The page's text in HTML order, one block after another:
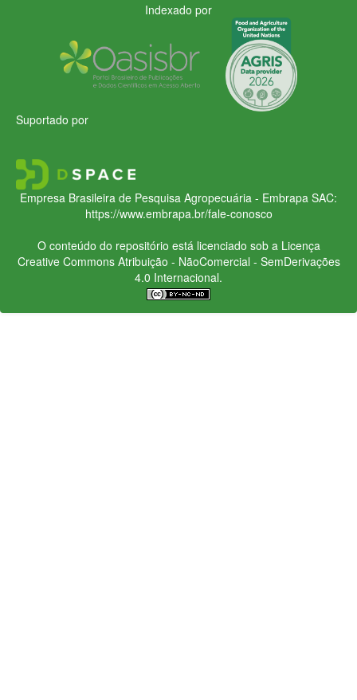
Indexado por
Suportado por
Empresa Brasileira de Pesquisa Agropecuária - Embrapa SAC:
https://www.embrapa.br/fale-conosco
O conteúdo do repositório está licenciado sob a Licença
Creative CommonsAtribuição - NãoComercial - SemDerivações
4.0 Internacional.